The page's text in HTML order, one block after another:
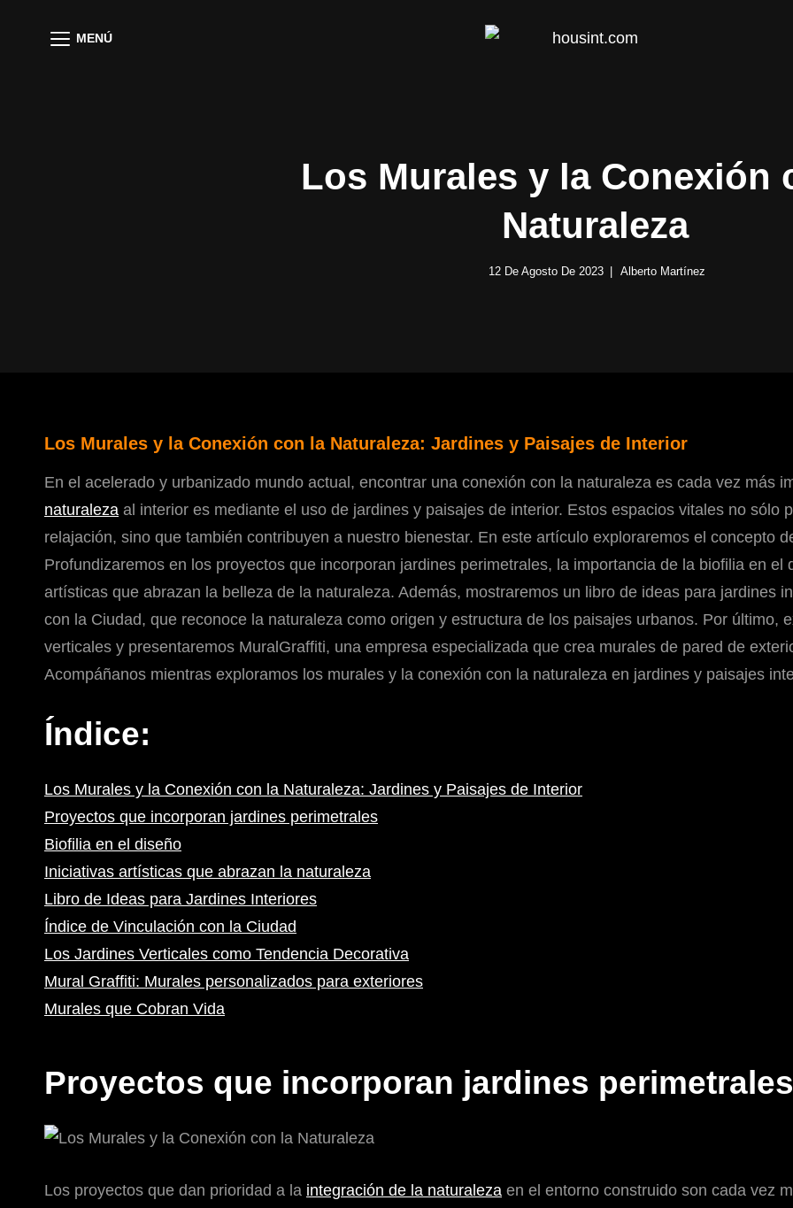
MENÚ
Los Murales y la Conexión
Naturaleza
12 De Agosto De 2023 Alberto Martínez
Los Murales y la Conexión con la Naturaleza: Jardines y Paisajes de Interior
En el acelerado y urbanizado mundo actual, encontrar una conexión con la naturaleza es cada vez más
naturaleza al interior es mediante el uso de jardines y paisajes de interior. Estos espacios vitales no sólo
relajación, sino que también contribuyen a nuestro bienestar. En este artículo exploraremos el concepto
Profundizaremos en los proyectos que incorporan jardines perimetrales, la importancia de la biofilia en
artísticas que abrazan la belleza de la naturaleza. Además, mostraremos un libro de ideas para jardines
con la Ciudad, que reconoce la naturaleza como origen y estructura de los paisajes urbanos. Por último,
verticales y presentaremos MuralGraffiti, una empresa especializada que crea murales de pared de
Acompáñanos mientras exploramos los murales y la conexión con la naturaleza en jardines y paisajes
Índice:
Los Murales y la Conexión con la Naturaleza: Jardines y Paisajes de Interior
Proyectos que incorporan jardines perimetrales
Biofilia en el diseño
Iniciativas artísticas que abrazan la naturaleza
Libro de Ideas para Jardines Interiores
Índice de Vinculación con la Ciudad
Los Jardines Verticales como Tendencia Decorativa
Mural Graffiti: Murales personalizados para exteriores
Murales que Cobran Vida
Proyectos que incorporan jardines perimetrales
Los proyectos que dan prioridad a la integración de la naturaleza en el entorno construido son cada vez